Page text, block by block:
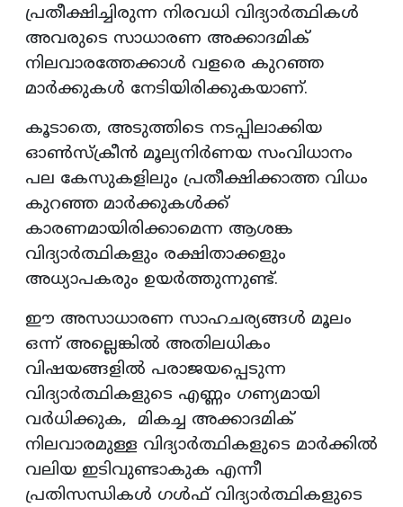
പ്രതീക്ഷിച്ചിരുന്ന നിരവധി വിദ്യാര്‍ത്ഥികള്‍
അവരുടെ സാധാരണ അക്കാദമിക്
നിലവാരത്തേക്കാള്‍ വളരെ കുറഞ്ഞ
മാര്‍ക്കുകള്‍ നേടിയിരിക്കുകയാണ്.
കൂടാതെ, അടുത്തിടെ നടപ്പിലാക്കിയ
ഓണ്‍സ്‌ക്രീന്‍ മൂല്യനിര്‍ണയ സംവിധാനം
പല കേസുകളിലും പ്രതീക്ഷിക്കാത്ത വിധം
കുറഞ്ഞ മാര്‍ക്കുകള്‍ക്ക്
കാരണമായിരിക്കാമെന്ന ആശങ്ക
വിദ്യാര്‍ത്ഥികളും രക്ഷിതാക്കളും
അധ്യാപകരും ഉയര്‍ത്തുന്നുണ്ട്.
ഈ അസാധാരണ സാഹചര്യങ്ങള്‍ മൂലം
ഒന്ന് അല്ലെങ്കില്‍ അതിലധികം
വിഷയങ്ങളില്‍ പരാജയപ്പെടുന്ന
വിദ്യാര്‍ത്ഥികളുടെ എണ്ണം ഗണ്യമായി
വര്‍ധിക്കുക, മികച്ച അക്കാദമിക്
നിലവാരമുള്ള വിദ്യാര്‍ത്ഥികളുടെ മാര്‍ക്കില്‍
വലിയ ഇടിവുണ്ടാകുക എന്നീ
പ്രതിസന്ധികള്‍ ഗള്‍ഫ് വിദ്യാര്‍ത്ഥികളുടെ